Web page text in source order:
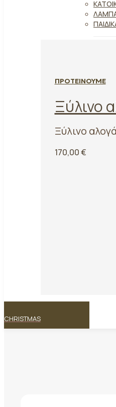
ΠΡΟΤΕΙΝΟΥΜΕ
Ξύλινο
Ξύλινο
170,00€
CHRISTMAS